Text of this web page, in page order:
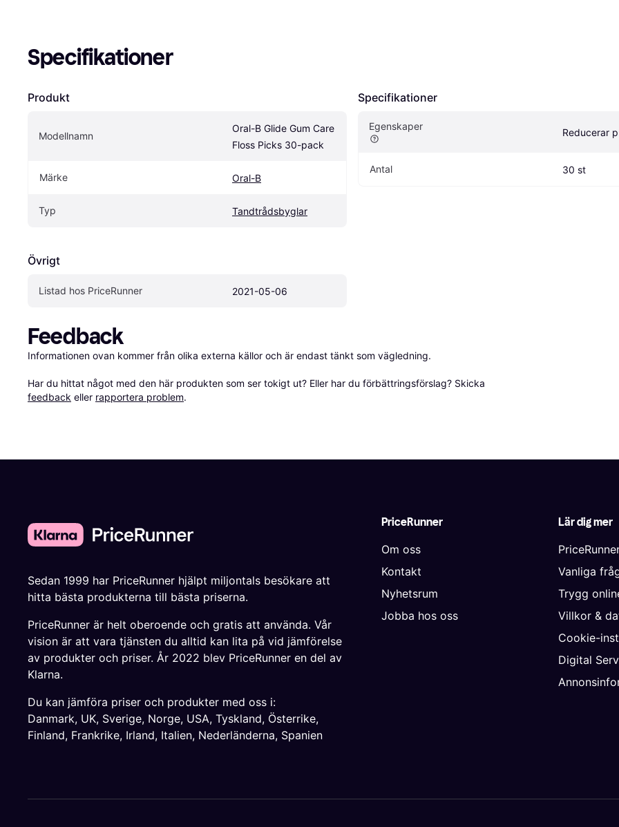
Specifikationer
Produkt
Modellnamn
Oral-B Glide Gum Care
Floss Picks 30-pack
Märke Oral-B
Typ Tandtrådsbyglar
Övrigt
Listad hos PriceRunner 2021-05-06
Specifikationer
Egenskaper
Reducerar
Antal 30 st
Feedback
Informationen ovan kommer från olika externa källor och är endast tänkt som vägledning.
Har du hittat något med den här produkten som ser tokigt ut? Eller har du förbättringsförslag? Skicka
feedback eller rapportera problem.
PriceRunner
Om oss
Kontakt
Nyhetsrum
Jobba hos oss
Lär dig mer
Vanliga
Trygg
Villkor &
Cookie-
Digital
Sedan 1999 har PriceRunner hjälpt miljontals besökare att
hitta bästa produkterna till bästa priserna.
PriceRunner är helt oberoende och gratis att använda. Vår
vision är att vara tjänsten du alltid kan lita på vid jämförelse
av produkter och priser. År 2022 blev PriceRunner en del av
Klarna.
Du kan jämföra priser och produkter med oss i:
Danmark, UK, Sverige, Norge, USA, Tyskland, Österrike,
Finland, Frankrike, Irland, Italien, Nederländerna, Spanien